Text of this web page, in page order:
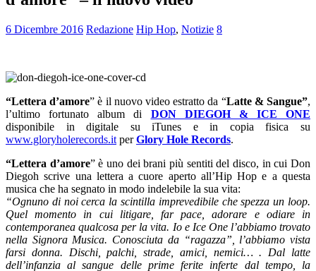
6 Dicembre 2016 Redazione Hip Hop, Notizie 8
“Lettera d’amore” è il nuovo video estratto da “Latte & Sangue”,
l’ultimo fortunato album di DON DIEGOH & ICE ONE
disponibile in digitale su iTunes e in copia fisica su
www.gloryholerecords.it perGlory Hole Records.
“Lettera d’amore” è uno dei brani più sentiti del disco, in cui Don
Diegoh scrive una lettera a cuore aperto all’Hip Hop e a questa
musica che ha segnato in modo indelebile la sua vita:
“Ognuno di noi cerca la scintilla imprevedibile che spezza un loop.
Quel momento in cui litigare, far pace, adorare e odiare in
contemporanea qualcosa per la vita. Io e Ice One l’abbiamo trovato
nella Signora Musica. Conosciuta da “ragazza”, l’abbiamo vista
farsi donna. Dischi, palchi, strade, amici, nemici… . Dal latte
dell’infanzia al sangue delle prime ferite inferte dal tempo, la